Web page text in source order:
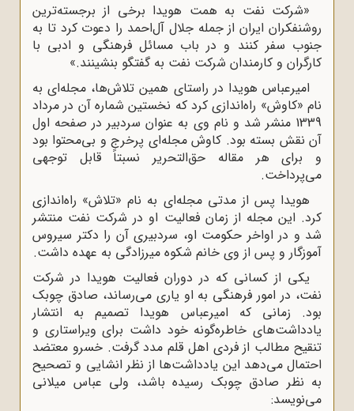
«شرکت نفت به همت هویدا برخى از برجسته‌ترین
روشنفکران ایران از جمله جلال آل‌احمد را دعوت کرد تا به
جنوب سفر کنند و در باب مسائل فرهنگى و ادبى با
کارگران و کارمندان شرکت نفت به گفتگو بنشینند.»
امیرعباس هویدا در راستاى همین تلاش‌ها، مجله‌اى به
نام «کاوش» راه‌اندازى کرد که نخستین شماره آن در مرداد
1339 منشر شد و نام وى به عنوان سردبیر در صفحه اول
آن نقش بسته بود. کاوش مجله‌اى پرخرج و بى‌محتوا بود
و براى هر مقاله حق‌التحریر نسبتاً قابل توجهى
مى‌پرداخت.
هویدا پس از مدتى مجله‌اى به نام «تلاش» راه‌اندازى
کرد. این مجله از زمان فعالیت او در شرکت نفت منتشر
شد و در اواخر حکومت او، سردبیرى آن را دکتر سیروس
آموزگار و پس از وى خانم شکوه میرزادگى به عهده داشت.
یکى از کسانى که در دوران فعالیت هویدا در شرکت
نفت، در امور فرهنگى به او یارى مى‌رساند، صادق چوبک
بود. زمانى که امیرعباس هویدا تصمیم به انتشار
یادداشت‌هاى خاطره‌گونه خود داشت براى ویراستارى و
تنقیح مطالب از فردى اهل قلم مدد گرفت. خسرو معتضد
احتمال مى‌دهد این یادداشت‌ها از نظر انشایى و تصحیح
به نظر صادق چوبک رسیده باشد، ولى عباس میلانى
مى‌نویسد: